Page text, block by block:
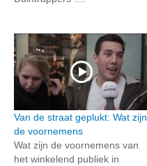
Van de straat geplukt: Wat zijn
de voornemens
Wat zijn de voornemens van
het winkelend publiek in